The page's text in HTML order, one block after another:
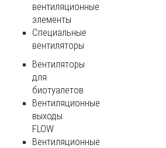
вентиляционные
элементы
Специальные
вентиляторы
Вентиляторы
для
биотуалетов
Вентиляционные
выходы
FLOW
Вентиляционные